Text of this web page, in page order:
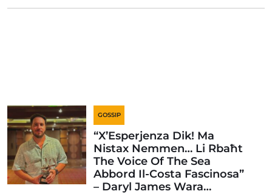
GOSSIP
“X’Esperjenza Dik! Ma
Nistax Nemmen… Li Rbaħt
The Voice Of The Sea
Abbord Il-Costa Fascinosa”
– Daryl James Wara…